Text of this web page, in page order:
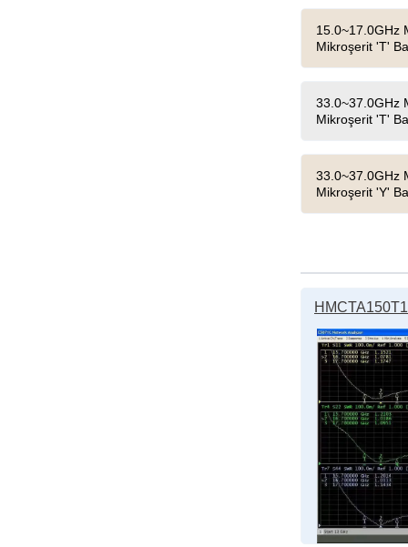
15.0~17.0GHz
Mikroşerit 'T'
33.0~37.0GHz
Mikroşerit 'T'
33.0~37.0GHz
Mikroşerit 'Y'